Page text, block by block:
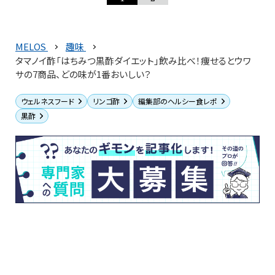
MELOS
趣味
タマノイ酢「はちみつ黒酢ダイエット」飲み比べ！痩せるとウワ
サの7商品、どの味が1番おいしい？
ウェルネスフード リンゴ酢
編集部のヘルシー食レポ
黒酢